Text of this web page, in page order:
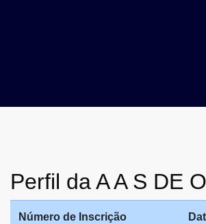
Perfil da A A S DE
Número de Inscrição